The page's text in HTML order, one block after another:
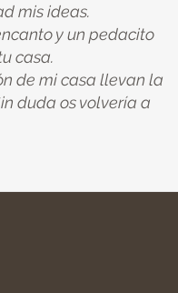
mis ideas.
y un pedacito
casa.
de mi casa llevan la
duda os volvería a